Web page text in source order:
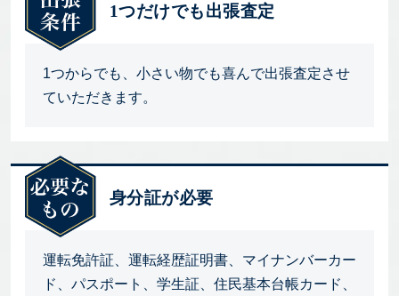
1つだけでも出張査定
1つからでも、小さい物でも喜んで出張査定させ
ていただきます。
身分証が必要
運転免許証、運転経歴証明書、マイナンバーカー
ド、パスポート、学生証、住民基本台帳カード、